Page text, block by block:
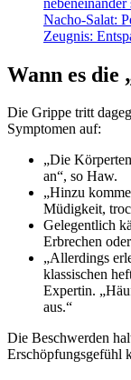
Nacho-Salat:
Zeugnis:
Wann es die
Die Grippe tritt
Symptomen auf:
„Die
an“, so Haw.
„Hinzu
Müdigkeit,
Gelegentlich
Erbrechen
„Allerdings
klassischen
Expertin.
aus.“
Die Beschwerden
Erschöpfungsgefühl